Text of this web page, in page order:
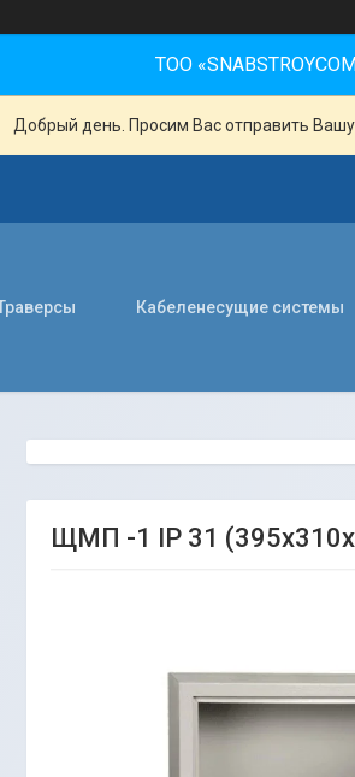
ТОО
Добрый день. Просим Вас отправить Вашу
Кабеленесущие системы
ЩМП -1 IP 31